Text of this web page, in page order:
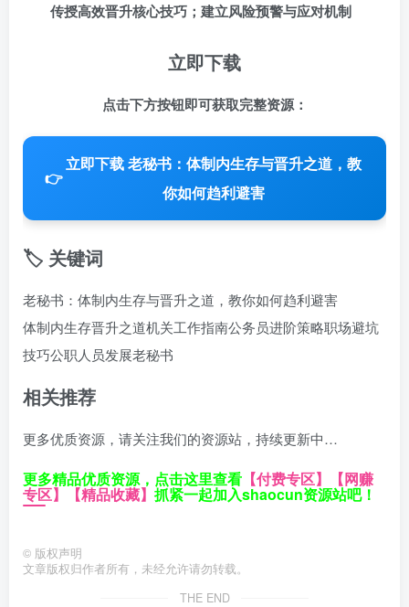
传授高效晋升核心技巧；建立风险预警与应对机制
立即下载
点击下方按钮即可获取完整资源：
👉
立即下载 老秘书：体制内生存与晋升之道，教
你如何趋利避害
🏷️ 关键词
老秘书：体制内生存与晋升之道，教你如何趋利避害
体制内生存晋升之道机关工作指南公务员进阶策略职场避坑
技巧公职人员发展老秘书
相关推荐
更多优质资源，请关注我们的资源站，持续更新中…
更多精品优质资源，点击这里查看 【付费专区】 【网赚
专区】 【精品收藏】 抓紧一起加入shaocun资源站吧！
© 版权声明
文章版权归作者所有，未经允许请勿转载。
THE END